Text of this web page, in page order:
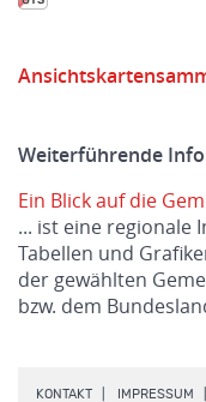
Weiterführende
Ein Blick auf die
... ist eine regionale
Tabellen und
der gewählten
bzw. dem
KONTAKT IMPRESSUM